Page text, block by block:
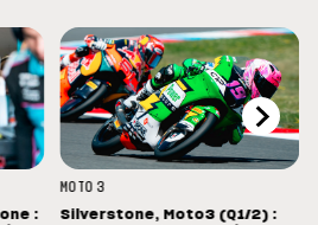
:
MOTO 3
Silverstone, Moto3 (Q1/2) :